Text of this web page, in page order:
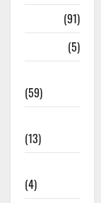
(91)
(5)
(59)
(13)
(4)